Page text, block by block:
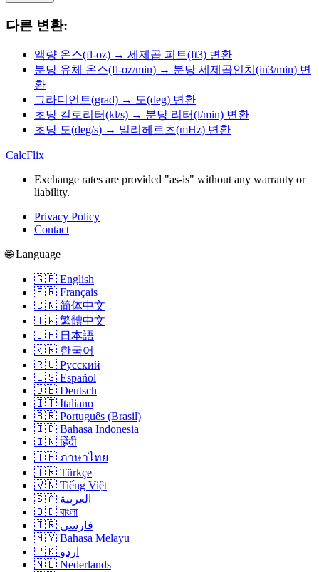
다른 변환:
액량 온스(fl-oz) → 세제곱 피트(ft3) 변환
분당 유체 온스(fl-oz/min) → 분당 세제곱인치(in3/min) 변
환
그라디언트(grad) → 도(deg) 변환
초당 킬로리터(kl/s) → 분당 리터(l/min) 변환
초당 도(deg/s) → 밀리헤르츠(mHz) 변환
CalcFlix
Exchange rates are provided "as-is" without any warranty or
liability.
Privacy Policy
Contact
🌐 Language
🇬🇧 English
🇫🇷 Français
🇨🇳 简体中文
🇹🇼 繁體中文
🇯🇵 日本語
🇰🇷 한국어
🇷🇺 Русский
🇪🇸 Español
🇩🇪 Deutsch
🇮🇹 Italiano
🇧🇷 Português (Brasil)
🇮🇩 Bahasa Indonesia
🇮🇳 हिंदी
🇹🇭 ภาษาไทย
🇹🇷 Türkçe
🇻🇳 Tiếng Việt
🇸🇦 العربية
🇧🇩 বাংলা
🇮🇷 فارسی
🇲🇾 Bahasa Melayu
🇵🇰 اردو
🇳🇱 Nederlands